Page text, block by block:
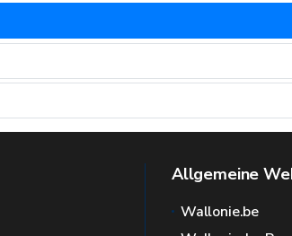
Allgemeine
Wallonie.be